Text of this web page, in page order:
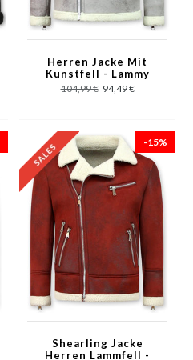
Herren Jacke Mit
Kunstfell - Lammy
Coat - Grau
104,99 € 94,49 €
-15%
Shearling Jacke
Herren Lammfell -